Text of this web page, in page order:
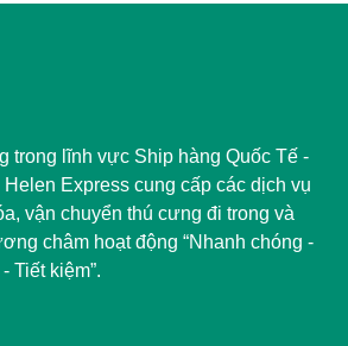
trong lĩnh vực Ship hàng Quốc Tế -
Express cung cấp các dịch vụ
vận chuyển thú cưng đi trong và
châm hoạt động “Nhanh chóng -
Tiết kiệm”.